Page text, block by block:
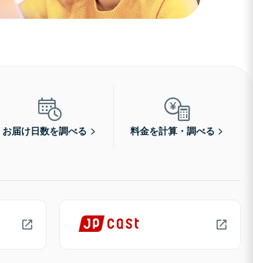
お届け日数を調べる 料金を計算・調べる